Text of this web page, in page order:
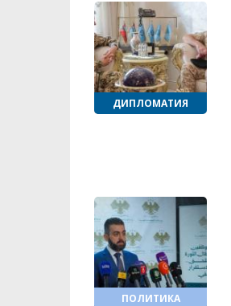
ДИПЛОМАТИЯ
ПОЛИТИКА